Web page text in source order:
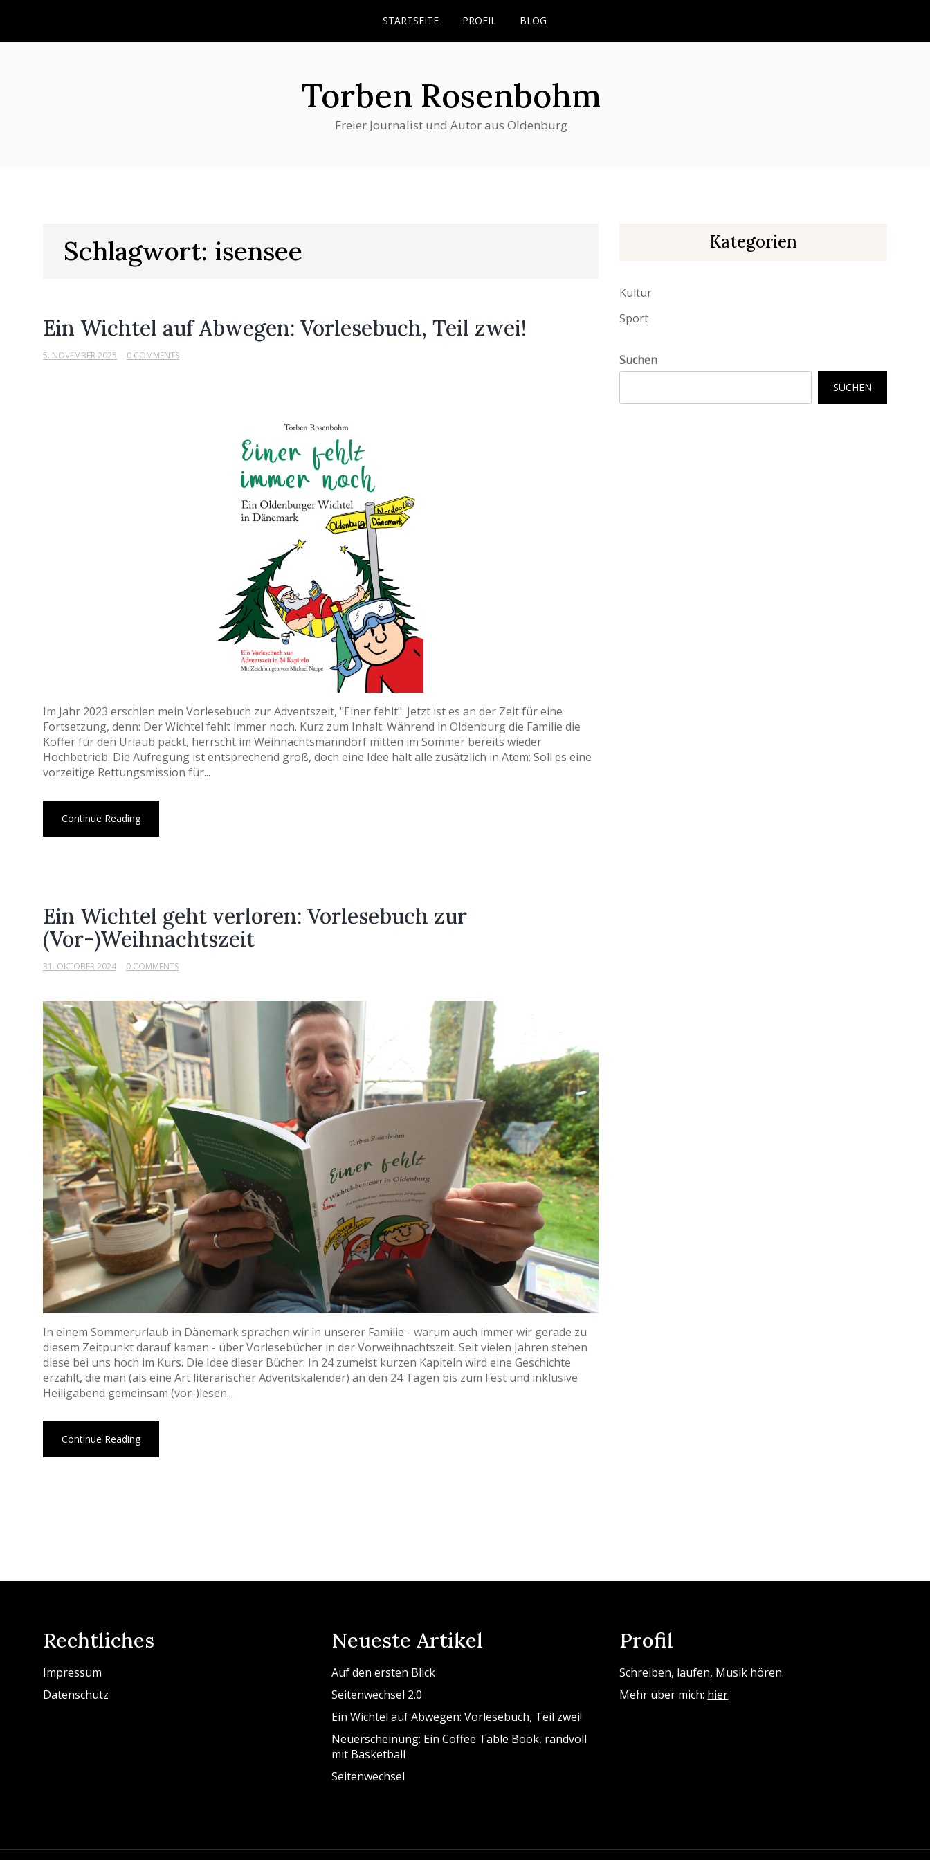
STARTSEITE PROFIL BLOG
Torben Rosenbohm
Freier Journalist und Autor aus Oldenburg
Schlagwort: isensee
Ein Wichtel auf Abwegen: Vorlesebuch, Teil zwei!
5. NOVEMBER 2025 0 COMMENTS
Im Jahr 2023 erschien mein Vorlesebuch zur Adventszeit, "Einer fehlt". Jetzt ist es an der Zeit für eine
Fortsetzung, denn: Der Wichtel fehlt immer noch. Kurz zum Inhalt: Während in Oldenburg die Familie die
Koffer für den Urlaub packt, herrscht im Weihnachtsmanndorf mitten im Sommer bereits wieder
Hochbetrieb. Die Aufregung ist entsprechend groß, doch eine Idee hält alle zusätzlich in Atem: Soll es eine
vorzeitige Rettungsmission für...
Continue Reading
Ein Wichtel geht verloren: Vorlesebuch zur
(Vor-)Weihnachtszeit
31. OKTOBER 2024 0 COMMENTS
In einem Sommerurlaub in Dänemark sprachen wir in unserer Familie - warum auch immer wir gerade zu
diesem Zeitpunkt darauf kamen - über Vorlesebücher in der Vorweihnachtszeit. Seit vielen Jahren stehen
diese bei uns hoch im Kurs. Die Idee dieser Bücher: In 24 zumeist kurzen Kapiteln wird eine Geschichte
erzählt, die man (als eine Art literarischer Adventskalender) an den 24 Tagen bis zum Fest und inklusive
Heiligabend gemeinsam (vor-)lesen...
Continue Reading
Kategorien
Kultur
Sport
Suchen
SUCHEN
Rechtliches
Impressum
Datenschutz
Neueste Artikel
Auf den ersten Blick
Seitenwechsel 2.0
Ein Wichtel auf Abwegen: Vorlesebuch, Teil zwei!
Neuerscheinung: Ein Coffee Table Book, randvoll
mit Basketball
Seitenwechsel
Profil
Schreiben, laufen, Musik hören.
Mehr über mich: hier.